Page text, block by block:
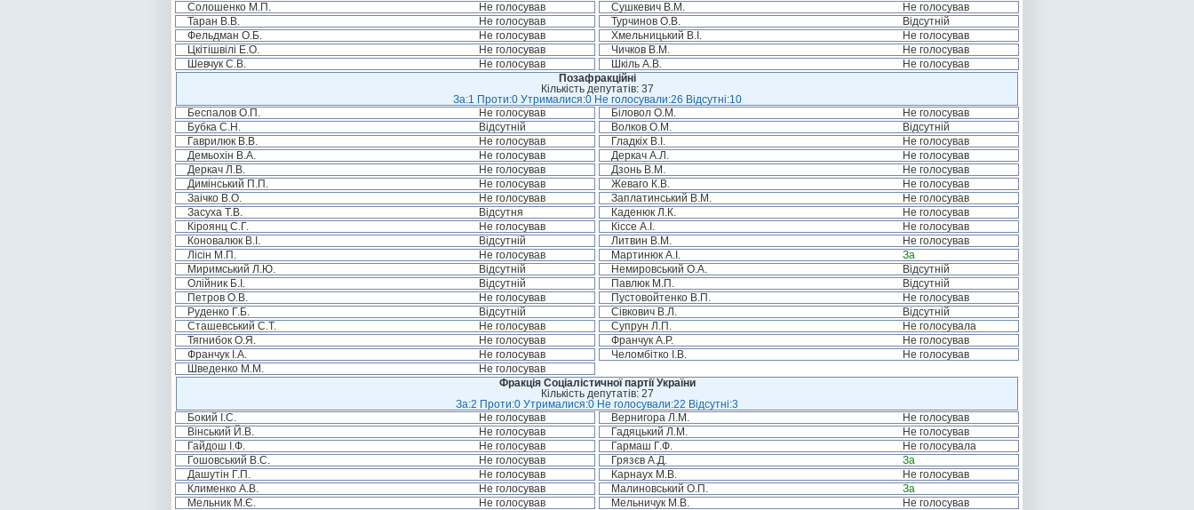
Солошенко М.П.
Не голосував Сушкевич В.М.
Не голосував
Таран В.В.
Не голосував Турчинов О.В.
Відсутній
Фельдман О.Б.
Не голосував Хмельницький В.І.
Не голосував
Цкітішвілі Е.О.
Не голосував Чичков В.М.
Не голосував
Шевчук С.В.
Не голосував Шкіль А.В.
Не голосував
Позафракційні
Кількість депутатів: 37
За:1 Проти:0 Утрималися:0 Не голосували:26 Відсутні:10
Беспалов О.П.
Не голосував Біловол О.М.
Не голосував
Бубка С.Н.
Відсутній Волков О.М.
Відсутній
Гаврилюк В.В.
Не голосував Гладкіх В.І.
Не голосував
Демьохін В.А.
Не голосував Деркач А.Л.
Не голосував
Деркач Л.В.
Не голосував Дзонь В.М.
Не голосував
Димінський П.П.
Не голосував Жеваго К.В.
Не голосував
Заічко В.О.
Не голосував Заплатинський В.М.
Не голосував
Засуха Т.В.
Відсутня Каденюк Л.К.
Не голосував
Кіроянц С.Г.
Не голосував Кіссе А.І.
Не голосував
Коновалюк В.І.
Відсутній Литвин В.М.
Не голосував
Лісін М.П.
Не голосував Мартинюк А.І.
За
Миримський Л.Ю.
Відсутній Немировський О.А.
Відсутній
Олійник Б.І.
Відсутній Павлюк М.П.
Відсутній
Петров О.В.
Не голосував Пустовойтенко В.П.
Не голосував
Руденко Г.Б.
Відсутній Сівкович В.Л.
Відсутній
Сташевський С.Т.
Не голосував Супрун Л.П.
Не голосувала
Тягнибок О.Я.
Не голосував Франчук А.Р.
Не голосував
Франчук І.А.
Не голосував Челомбітко І.В.
Не голосував
Шведенко М.М.
Не голосував
Фракція Соціалістичної партії України
Кількість депутатів: 27
За:2 Проти:0 Утрималися:0 Не голосували:22 Відсутні:3
Бокий І.С.
Не голосував Вернигора Л.М.
Не голосував
Вінський Й.В.
Не голосував Гадяцький Л.М.
Не голосував
Гайдош І.Ф.
Не голосував Гармаш Г.Ф.
Не голосувала
Гошовський В.С.
Не голосував Грязєв А.Д.
За
Дашутін Г.П.
Не голосував Карнаух М.В.
Не голосував
Клименко А.В.
Не голосував Малиновський О.П.
За
Мельник М.Є.
Не голосував Мельничук М.В.
Не голосував